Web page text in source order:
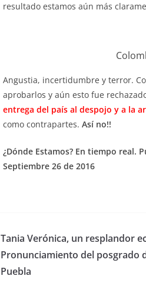
resultado estamos aún más
Angustia, incertidumbre y terror.
aprobarlos y aún esto fue
entrega del país al despojo y a la
como contrapartes. Así no!!
¿Dónde Estamos? En tiempo real.
Septiembre 26 de 2016
Tania Verónica, un resplandor
Pronunciamiento del posgrado
Puebla